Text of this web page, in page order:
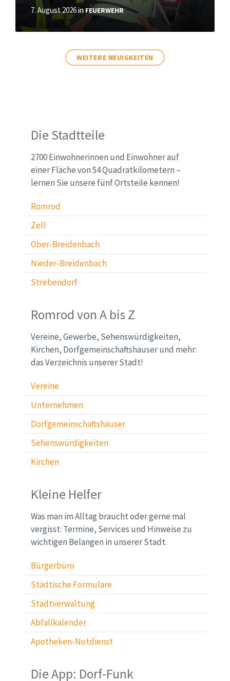
7. August 2026inFEUERWEHR
WEITERE NEUIGKEITEN
Sitemap
(Startseite)
Die Stadtteile
2700 Einwohnerinnen und Einwohner auf
einer Fläche von 54 Quadratkilometern –
lernen Sie unsere fünf Ortsteile kennen!
Romrod
Zell
Ober-Breidenbach
Nieder-Breidenbach
Strebendorf
Romrod von A bis Z
Vereine, Gewerbe, Sehenswürdigkeiten,
Kirchen, Dorfgemeinschaftshäuser und mehr:
das Verzeichnis unserer Stadt!
Vereine
Unternehmen
Dorfgemeinschaftshäuser
Sehenswürdigkeiten
Kirchen
Kleine Helfer
Was man im Alltag braucht oder gerne mal
vergisst: Termine, Services und Hinweise zu
wichtigen Belangen in unserer Stadt.
Bürgerbüro
Städtische Formulare
Stadtverwaltung
Abfallkalender
Apotheken-Notdienst
Die App: Dorf-Funk